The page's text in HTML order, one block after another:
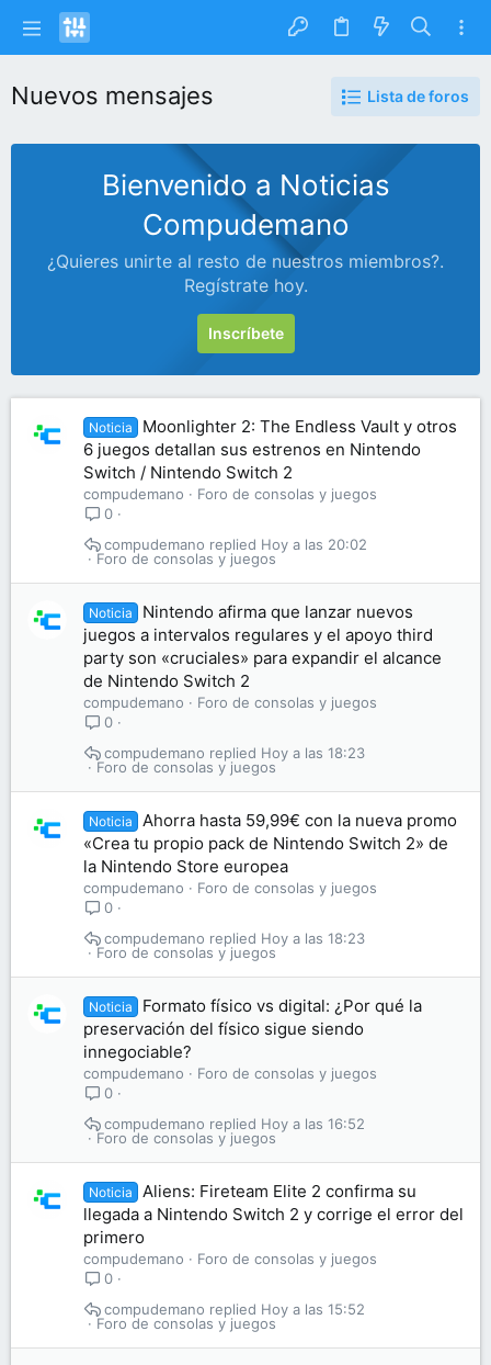
Nuevos mensajes Lista de foros
Bienvenido a Noticias
Compudemano
¿Quieres unirte al resto de nuestros miembros?.
Regístrate hoy.
Inscríbete
Noticia
Moonlighter 2: The Endless Vault y otros
6 juegos detallan sus estrenos en Nintendo
Switch / Nintendo Switch 2
compudemano
Foro de consolas y juegos
0
Foro de consolas y juegos
Hoy a las 20:02
compudemano
Noticia
Nintendo afirma que lanzar nuevos
juegos a intervalos regulares y el apoyo third
party son «cruciales» para expandir el alcance
de Nintendo Switch 2
compudemano
Foro de consolas y juegos
0
Foro de consolas y juegos
Hoy a las 18:23
compudemano
Noticia
Ahorra hasta 59,99€ con la nueva promo
«Crea tu propio pack de Nintendo Switch 2» de
la Nintendo Store europea
compudemano
Foro de consolas y juegos
0
Foro de consolas y juegos
Hoy a las 18:23
compudemano
Noticia
Formato físico vs digital: ¿Por qué la
preservación del físico sigue siendo
innegociable?
compudemano
Foro de consolas y juegos
0
Foro de consolas y juegos
Hoy a las 16:52
compudemano
Noticia
Aliens: Fireteam Elite 2 confirma su
llegada a Nintendo Switch 2 y corrige el error del
primero
compudemano
Foro de consolas y juegos
0
Foro de consolas y juegos
Hoy a las 15:52
compudemano